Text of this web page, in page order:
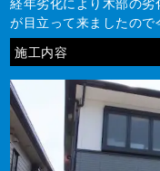
が目立って来ましたので
施工内容